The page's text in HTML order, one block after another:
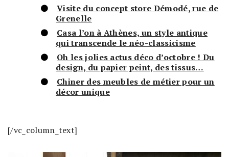
Visite du concept store Démodé, rue de
Grenelle
Casa l’on à Athènes, un style antique
qui transcende le néo-classicisme
Oh les jolies actus déco d’octobre ! Du
design, du papier peint, des tissus…
Chiner des meubles de métier pour un
décor unique
[/vc_column_text]